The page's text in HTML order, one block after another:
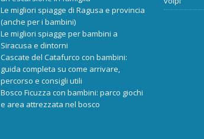
Le migliori spiagge di Ragusa e provincia
(anche per i bambini)
Le migliori spiagge per bambini a
Siracusa e dintorni
Cascate del Catafurco con bambini:
guida completa su come arrivare,
percorso e consigli utili
Bosco Ficuzza con bambini: parco giochi
e area attrezzata nel bosco